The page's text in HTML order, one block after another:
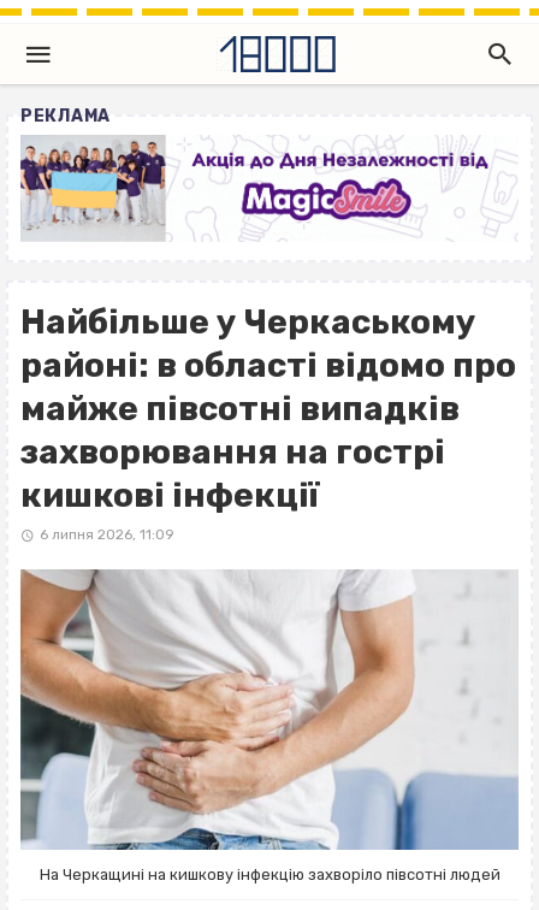
РЕКЛАМА
Найбільше у Черкаському
районі: в області відомо про
майже півсотні випадків
захворювання на гострі
кишкові інфекції
6 липня 2026, 11:09
На Черкащині на кишкову інфекцію захворіло півсотні людей